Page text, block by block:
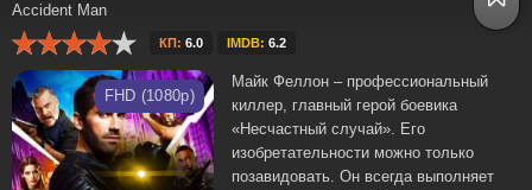
Accident Man
КП: 6.0 IMDB: 6.2
FHD (1080p)
Майк Феллон – профессиональный
киллер, главный герой боевика
«Несчастный случай». Его
изобретательности можно только
позавидовать. Он всегда выполняет